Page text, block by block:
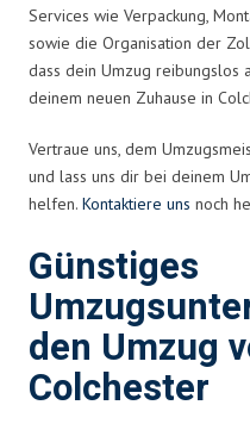
Services wie Verpackung,
sowie die Organisation der
dass dein Umzug reibungslos
deinem neuen Zuhause in
Vertraue uns, dem
und lass uns dir bei deinem
helfen. Kontaktiere uns noch
Günstiges
den Umzug
Colchester